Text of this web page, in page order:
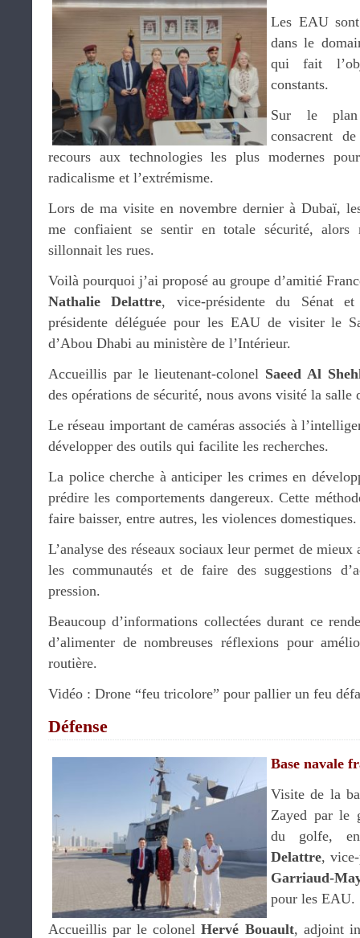
Les EAU
dans le
qui fait
constants.
Sur le plan
consacrent
recours aux technologies les plus modernes
radicalisme et l’extrémisme.
Lors de ma visite en novembre dernier à Dubaï,
me confiaient se sentir en totale sécurité, alors
sillonnait les rues.
Voilà pourquoi j’ai proposé au groupe d’amitié
Nathalie Delattre, vice-présidente du Sénat
présidente déléguée pour les EAU de visiter le
d’Abou Dhabi au ministère de l’Intérieur.
Accueillis par le lieutenant-colonel Saeed Al
des opérations de sécurité, nous avons visité la salle
Le réseau important de caméras associés à
développer des outils qui facilite les recherches.
La police cherche à anticiper les crimes en
prédire les comportements dangereux. Cette
faire baisser, entre autres, les violences domestiques.
L’analyse des réseaux sociaux leur permet de mieux
les communautés et de faire des suggestions
pression.
Beaucoup d’informations collectées durant ce
d’alimenter de nombreuses réflexions pour
routière.
Vidéo : Drone “feu tricolore” pour pallier un feu
Défense
Base navale
Visite de la
Zayed par le
du golfe,
Delattre,
Garriaud-
pour les EAU.
Accueillis par le colonelHervé Bouault, adjoint